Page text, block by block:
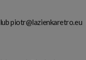
lubpiotr@lazienkaretro.eu